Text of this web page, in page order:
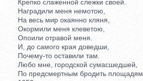
Крепко слаженной слежки своей.
Наградили меня немотою,
На весь мир окаянно кляня,
Окормили меня клеветою,
Опоили отравой меня.
И, до самого края доведши,
Почему-то оставили там.
Любо мне, городской сумасшедшей,
По предсмертным бродить площадям.